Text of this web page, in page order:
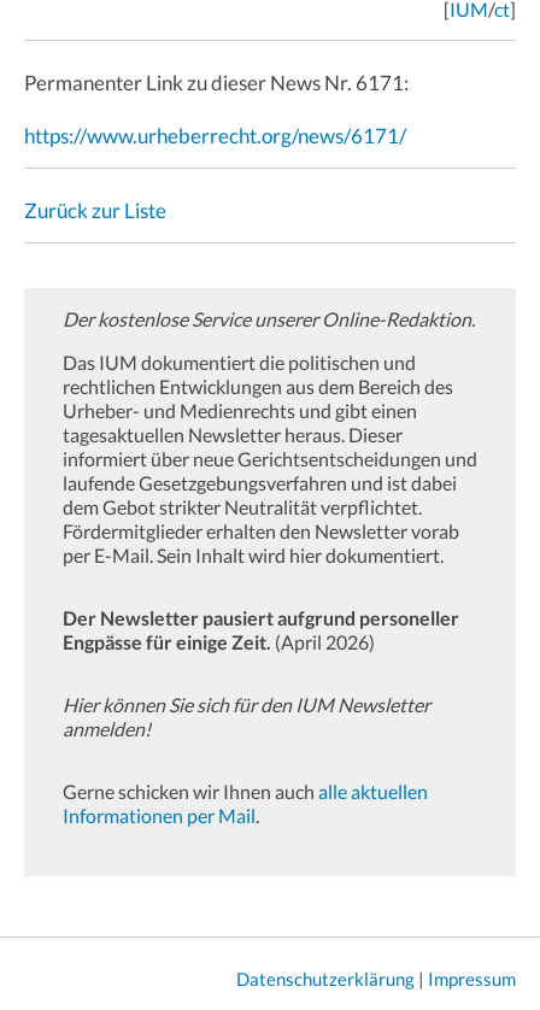
[IUM/ct]
Permanenter Link zu dieser News Nr. 6171:
https://www.urheberrecht.org/news/6171/
Zurück zur Liste
Der kostenlose Service unserer Online-Redaktion.
Das IUM dokumentiert die politischen und
rechtlichen Entwicklungen aus dem Bereich des
Urheber- und Medienrechts und gibt einen
tagesaktuellen Newsletter heraus. Dieser
informiert über neue Gerichtsentscheidungen und
laufende Gesetzgebungsverfahren und ist dabei
dem Gebot strikter Neutralität verpflichtet.
Fördermitglieder erhalten den Newsletter vorab
per E-Mail. Sein Inhalt wird hier dokumentiert.
Der Newsletter pausiert aufgrund personeller
Engpässe für einige Zeit. (April 2026)
Hier können Sie sich für den IUM Newsletter
anmelden!
Gerne schicken wir Ihnen auch alle aktuellen
Informationen per Mail.
Datenschutzerklärung | Impressum